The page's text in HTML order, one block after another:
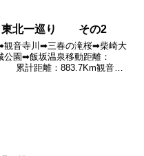
いて寒い土手のさくらで
北一巡り その2
観音寺川➡三春の滝桜➡柴崎大
園➡飯坂温泉移動距離：
計距離：883.7Km観音寺